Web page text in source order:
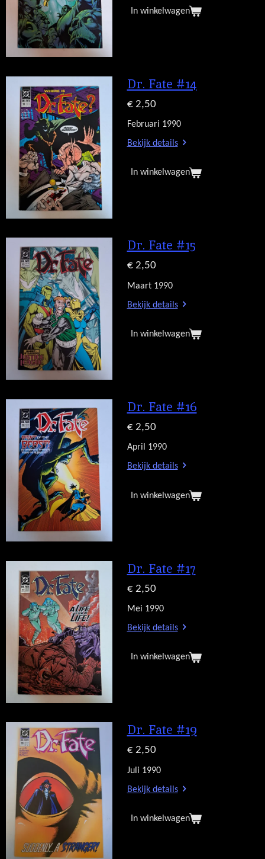
In winkelwagen
Dr. Fate #14
€ 2,50
Februari 1990
Bekijk details
In winkelwagen
Dr. Fate #15
€ 2,50
Maart 1990
Bekijk details
In winkelwagen
Dr. Fate #16
€ 2,50
April 1990
Bekijk details
In winkelwagen
Dr. Fate #17
€ 2,50
Mei 1990
Bekijk details
In winkelwagen
Dr. Fate #19
€ 2,50
Juli 1990
Bekijk details
In winkelwagen